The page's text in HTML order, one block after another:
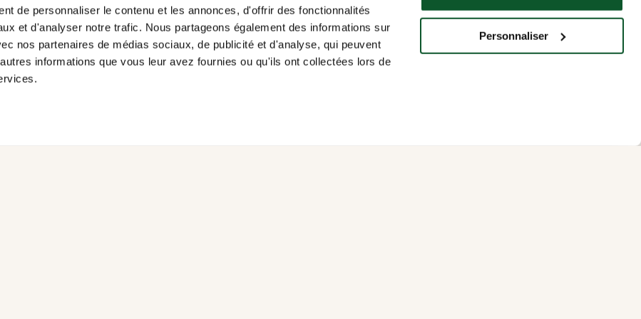
de personnaliser le contenu et les annonces, d'offrir des fonctionnalités
et d'analyser notre trafic. Nous partageons également des informations sur
nos partenaires de médias sociaux, de publicité et d'analyse, qui peuvent
informations que vous leur avez fournies ou qu'ils ont collectées lors de
Personnaliser
ET
SOCIÉTÉ À
DE
VALORISENT LA DIPLOMATION ET
L’IMPORTANCE DE LA RÉUSSITE
ÉDUCATIVE.